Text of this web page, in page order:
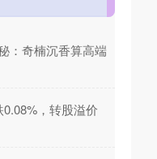
：奇楠沉香算高端
，转股溢价